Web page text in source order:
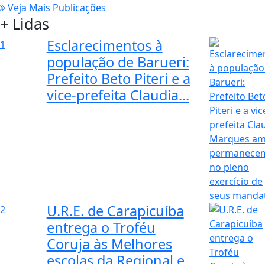
Veja Mais Publicações
+ Lidas
1
Esclarecimentos à
população de Barueri:
Prefeito Beto Piteri e a
vice-prefeita Claudia...
2
U.R.E. de Carapicuíba
entrega o Troféu
Coruja às Melhores